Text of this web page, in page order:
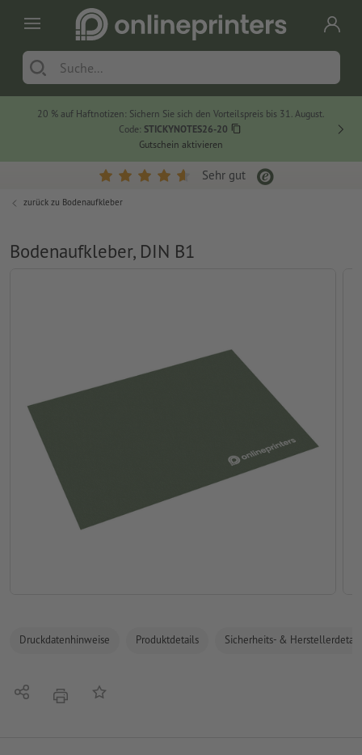
20 % auf Haftnotizen: Sichern Sie sich den Vorteilspreis bis 31. August.
Code: STICKYNOTES26-20
Gutschein aktivieren
Sehr gut
zurück zu Bodenaufkleber
Bodenaufkleber, DIN B1
Druckdatenhinweise Produktdetails Sicherheits- &
Teilen DruckenAuf die Merkliste